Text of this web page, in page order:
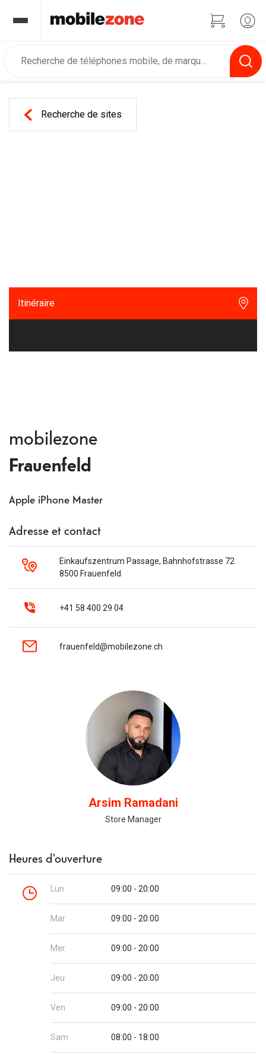
Recherche de sites
Itinéraire
mobilezone
Frauenfeld
Apple iPhone Master
Adresse et contact
Einkaufszentrum Passage, Bahnhofstrasse 72
8500 Frauenfeld
+41 58 400 29 04
frauenfeld@mobilezone.ch
Arsim Ramadani
Store Manager
Heures d'ouverture
Lun 09:00 - 20:00
Mar 09:00 - 20:00
Mer 09:00 - 20:00
Jeu 09:00 - 20:00
Ven 09:00 - 20:00
Sam 08:00 - 18:00